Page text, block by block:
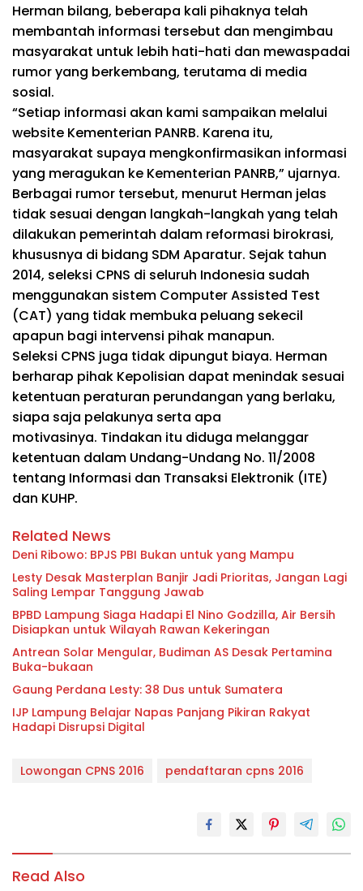
Herman bilang, beberapa kali pihaknya telah
membantah informasi tersebut dan mengimbau
masyarakat untuk lebih hati-hati dan mewaspadai
rumor yang berkembang, terutama di media
sosial.
“Setiap informasi akan kami sampaikan melalui
website Kementerian PANRB. Karena itu,
masyarakat supaya mengkonfirmasikan informasi
yang meragukan ke Kementerian PANRB,” ujarnya.
Berbagai rumor tersebut, menurut Herman jelas
tidak sesuai dengan langkah-langkah yang telah
dilakukan pemerintah dalam reformasi birokrasi,
khususnya di bidang SDM Aparatur. Sejak tahun
2014, seleksi CPNS di seluruh Indonesia sudah
menggunakan sistem Computer Assisted Test
(CAT) yang tidak membuka peluang sekecil
apapun bagi intervensi pihak manapun.
Seleksi CPNS juga tidak dipungut biaya. Herman
berharap pihak Kepolisian dapat menindak sesuai
ketentuan peraturan perundangan yang berlaku,
siapa saja pelakunya serta apa
motivasinya. Tindakan itu diduga melanggar
ketentuan dalam Undang-Undang No. 11/2008
tentang Informasi dan Transaksi Elektronik (ITE)
dan KUHP.
Related News
Deni Ribowo: BPJS PBI Bukan untuk yang Mampu
Lesty Desak Masterplan Banjir Jadi Prioritas, Jangan Lagi
Saling Lempar Tanggung Jawab
BPBD Lampung Siaga Hadapi El Nino Godzilla, Air Bersih
Disiapkan untuk Wilayah Rawan Kekeringan
Antrean Solar Mengular, Budiman AS Desak Pertamina
Buka-bukaan
Gaung Perdana Lesty: 38 Dus untuk Sumatera
IJP Lampung Belajar Napas Panjang Pikiran Rakyat
Hadapi Disrupsi Digital
Lowongan CPNS 2016 pendaftaran cpns 2016
Read Also